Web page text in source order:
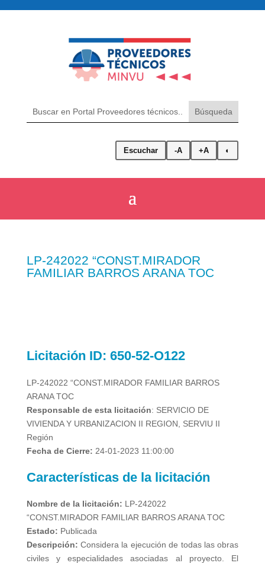
Escuchar -A +A ◐
LP-242022 “CONST.MIRADOR
FAMILIAR BARROS ARANA TOC
Licitación ID: 650-52-O122
LP-242022 “CONST.MIRADOR FAMILIAR BARROS
ARANA TOC
Responsable de esta licitación: SERVICIO DE
VIVIENDA Y URBANIZACION II REGION, SERVIU II
Región
Fecha de Cierre: 24-01-2023 11:00:00
Características de la licitación
Nombre de la licitación: LP-242022
“CONST.MIRADOR FAMILIAR BARROS ARANA TOC
Estado: Publicada
Descripción:Considera la ejecución de todas las obras
civiles y especialidades asociadas al proyecto. El